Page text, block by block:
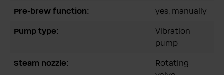
Pre-brew function: yes, manually
Pump type:
Vibration
pump
Steam nozzle:
Rotating